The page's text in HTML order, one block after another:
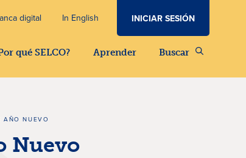
digital In English INICIAR SESIÓN
qué SELCO? Aprender Buscar
AÑO NUEVO
Nuevo